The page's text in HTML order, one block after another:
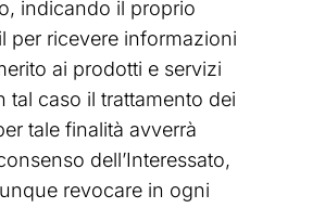
indicando il proprio
per ricevere informazioni
ai prodotti e servizi
tal caso il trattamento dei
tale finalità avverrà
dell’Interessato,
revocare in ogni